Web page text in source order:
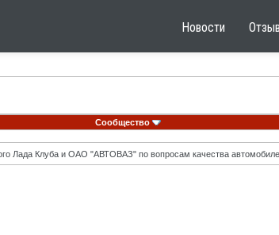
Новости
Сообщество
Лада Клуба и ОАО "АВТОВАЗ" по вопросам качества